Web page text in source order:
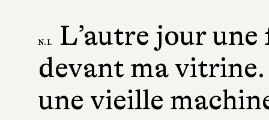
N. I.
L’autre jour
devant ma vitrine.
une vieille